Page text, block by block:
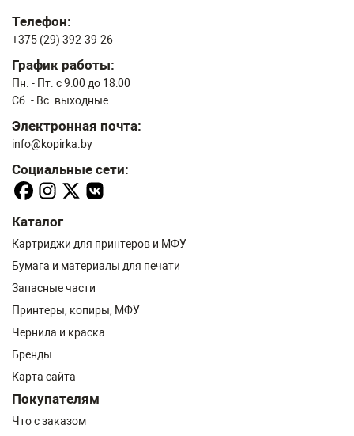
Телефон:
+375 (29) 392-39-26
График работы:
Пн. - Пт. с 9:00 до 18:00
Сб. - Вс. выходные
Электронная почта:
info@kopirka.by
Социальные сети:
Каталог
Картриджи для принтеров и МФУ
Бумага и материалы для печати
Запасные части
Принтеры, копиры, МФУ
Чернила и краска
Бренды
Карта сайта
Покупателям
Что с заказом